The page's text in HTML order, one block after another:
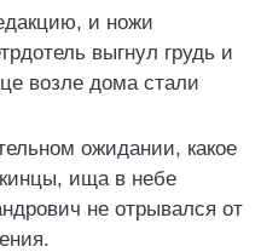
и ножи
выгнул грудь и
возле дома стали
ожидании, какое
ища в небе
не отрывался от